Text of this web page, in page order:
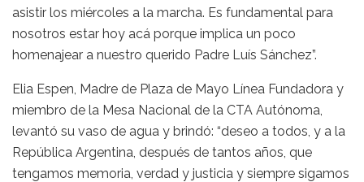
asistir los miércoles a la marcha. Es fundamental para
nosotros estar hoy acá porque implica un poco
homenajear a nuestro querido Padre Luís Sánchez”.
Elia Espen, Madre de Plaza de Mayo Línea Fundadora y
miembro de la Mesa Nacional de la CTA Autónoma,
levantó su vaso de agua y brindó: “deseo a todos, y a la
República Argentina, después de tantos años, que
tengamos memoria, verdad y justicia y siempre sigamos